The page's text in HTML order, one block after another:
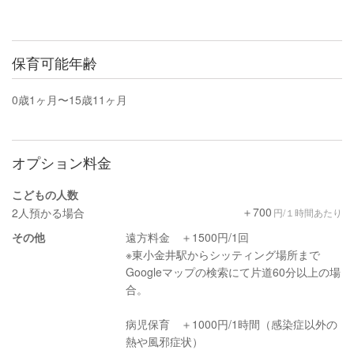
保育可能年齢
0歳1ヶ月〜15歳11ヶ月
オプション料金
こどもの人数
2人預かる場合
＋700 円/１時間あたり
その他
遠方料金 ＋1500円/1回
※東小金井駅からシッティング場所まで
Googleマップの検索にて片道60分以上の場
合。
病児保育 ＋1000円/1時間（感染症以外の
熱や風邪症状）